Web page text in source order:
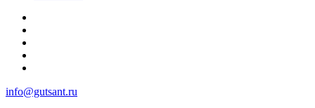
info@gutsant.ru